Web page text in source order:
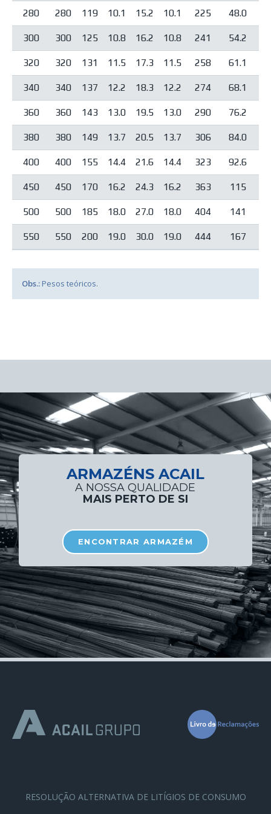
280 280 119 10.1 15.2 10.1 225 48.0
300 300 125 10.8 16.2 10.8 241 54.2
320 320 131 11.5 17.3 11.5 258 61.1
340 340 137 12.2 18.3 12.2 274 68.1
360 360 143 13.0 19.5 13.0 290 76.2
380 380 149 13.7 20.5 13.7 306 84.0
400 400 155 14.4 21.6 14.4 323 92.6
450 450 170 16.2 24.3 16.2 363 115
500 500 185 18.0 27.0 18.0 404 141
550 550 200 19.0 30.0 19.0 444 167
Obs.: Pesos teóricos.
ARMAZÉNS ACAIL
A NOSSA QUALIDADE
MAIS PERTO DE SI
ENCONTRAR ARMAZÉM
RESOLUÇÃO ALTERNATIVA DE LITÍGIOS DE CONSUMO